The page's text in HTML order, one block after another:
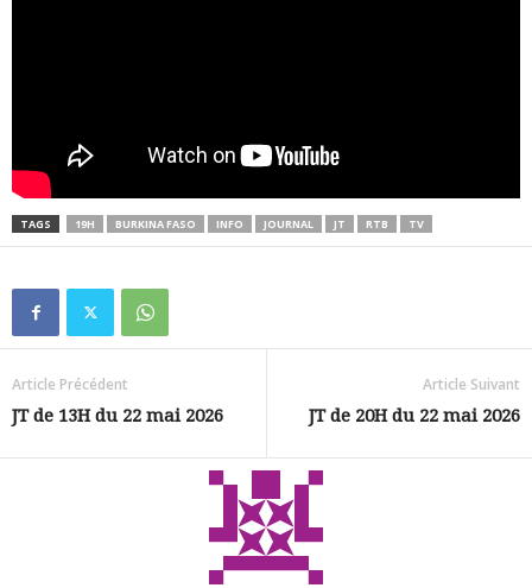
TAGS 19H BURKINA FASO INFO JOURNAL JT RTB TV
Article Précédent
JT de 13H du 22 mai 2026
Article Suivant
JT de 20H du 22 mai 2026